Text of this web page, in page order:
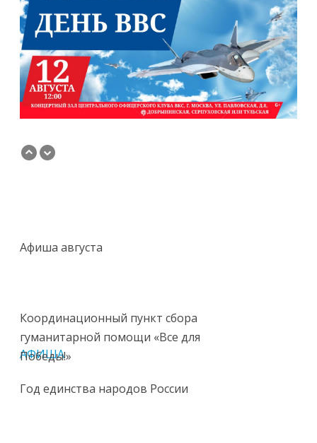
Афиша августа
Координационный пункт сбора
гуманитарной помощи «Все для
Победы!»
Год единства народов России
АФИША